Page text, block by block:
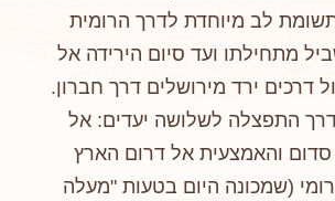
לב מיוחדת לדרך הרומית
מתחילתו ועד סיום הירידה אל
דרכים ירד מירושלים דרך חברון.
התפצלה לשלושה יעדים: אל
והאמצעית אל דרום הארץ
(שמכונה היום בטעות "מעלה